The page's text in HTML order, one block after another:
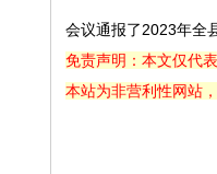
会议通报了2023年全
免责声明：本文仅代
本站为非营利性网站